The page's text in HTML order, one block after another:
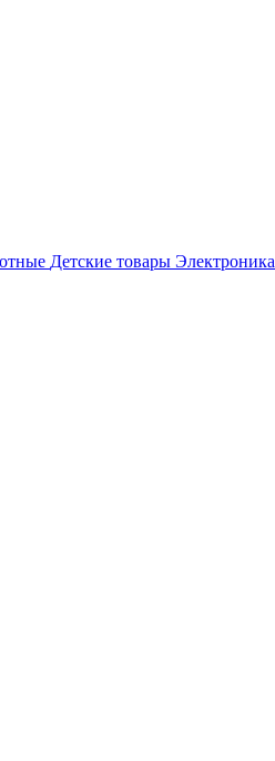
Детские товары Электроника